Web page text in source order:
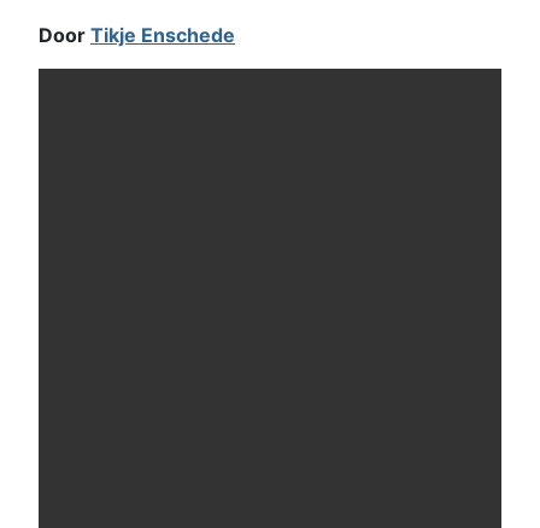
Door Tikje Enschede